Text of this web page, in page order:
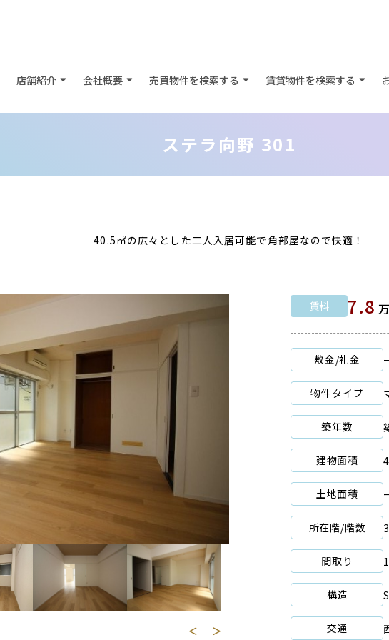
店舗紹介 会社概要 売買物件を検索する 賃貸物件を検索する
ステラ向野 301
40.5㎡の広々とした二人入居可能で角部屋なので快適！
＜ ＞
賃料 7.8
敷金/礼金
物件タイプ
築年数
建物面積
土地面積
所在階/階数
間取り
構造
交通